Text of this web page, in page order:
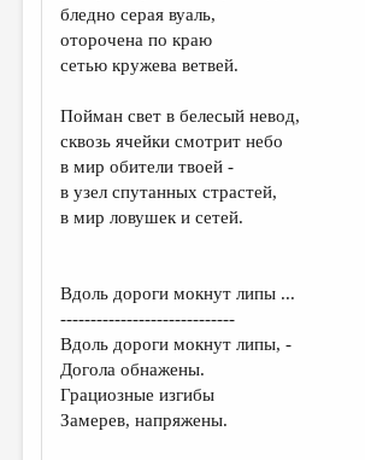
ОТДЕЛЫ И РУБРИКИ
ИЗБРАННОЕ
ПРОИЗВЕДЕНИЯ
ПЕРЕВОДЫ
КОНКУРСЫ
КНИЖНАЯ ПОЛКА
ОБЗОР ЛИТЕРАТУРЫ
СТРАНИЦЫ ПАМЯТИ
ОБЪЯВЛЕНИЯ
бледно серая вуаль,
оторочена по краю
сетью кружева ветвей.
Пойман свет в белесый невод,
сквозь ячейки смотрит небо
в мир обители твоей -
в узел спутанных страстей,
в мир ловушек и сетей.
Вдоль дороги мокнут липы ...
-----------------------------
Вдоль дороги мокнут липы, -
Догола обнажены.
Грациозные изгибы
Замерев, напряжены.